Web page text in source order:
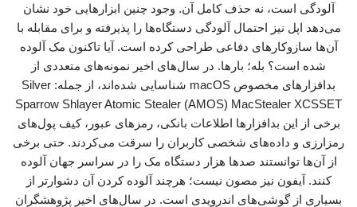
آلودگی است، نه حذف کامل آن. وجود چنین ابزارهایی خود نشان
می‌دهد اپل نیز احتمال آلودگی دستگاه‌ها را پذیرفته و برای مقابله با
آن‌ها سازوکارهای دفاعی طراحی کرده است. آیا تاکنون مک آلوده
شده است؟ بله؛ بارها. در سال‌های اخیر نمونه‌های متعددی از
بدافزارهای مخصوص macOS شناسایی شده‌اند، از جمله: Silver
Sparrow Shlayer Atomic Stealer (AMOS) MacStealer XCSSET
برخی از این بدافزارها اطلاعات بانکی، رمزهای عبور، کیف پول‌های
رمزارزی و داده‌های شخصی کاربران را سرقت می‌کردند. حتی برخی
از آن‌ها توانستند صدها هزار دستگاه مک را در سراسر جهان آلوده
کنند. آیفون نیز مصون نیست؛ هرچند آلوده کردن آن دشوارتر از
بسیاری از گوشی‌های اندرویدی است. در سال‌های اخیر پژوهشگران